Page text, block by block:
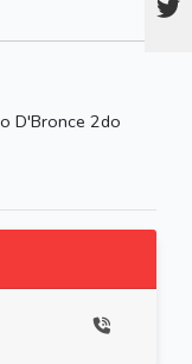
D'Bronce 2do